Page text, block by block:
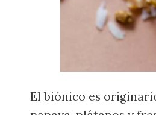
El biónico es